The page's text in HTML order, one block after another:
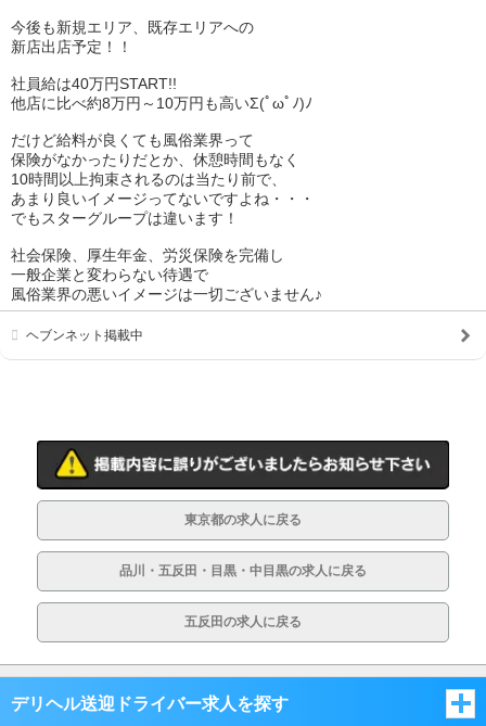
今後も新規エリア、既存エリアへの
新店出店予定！！
社員給は40万円START!!
他店に比べ約8万円～10万円も高いΣ(ﾟωﾟﾉ)ﾉ
だけど給料が良くても風俗業界って
保険がなかったりだとか、休憩時間もなく
10時間以上拘束されるのは当たり前で、
あまり良いイメージってないですよね・・・
でもスターグループは違います！
社会保険、厚生年金、労災保険を完備し
一般企業と変わらない待遇で
風俗業界の悪いイメージは一切ございません♪
ヘブンネット掲載中
東京都の求人に戻る
品川・五反田・目黒・中目黒の求人に戻る
五反田の求人に戻る
デリヘル送迎ドライバー求人を探す